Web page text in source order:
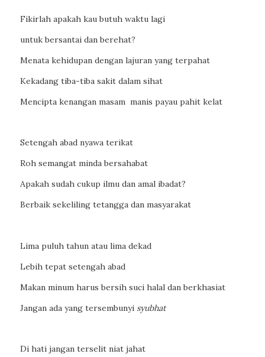
Fikirlah apakah kau butuh waktu lagi
untuk bersantai dan berehat?
Menata kehidupan dengan lajuran yang terpahat
Kekadang tiba-tiba sakit dalam sihat
Mencipta kenangan masam manis payau pahit kelat
Setengah abad nyawa terikat
Roh semangat minda bersahabat
Apakah sudah cukup ilmu dan amal ibadat?
Berbaik sekeliling tetangga dan masyarakat
Lima puluh tahun atau lima dekad
Lebih tepat setengah abad
Makan minum harus bersih suci halal dan berkhasiat
Jangan ada yang tersembunyi syubhat
Di hati jangan terselit niat jahat